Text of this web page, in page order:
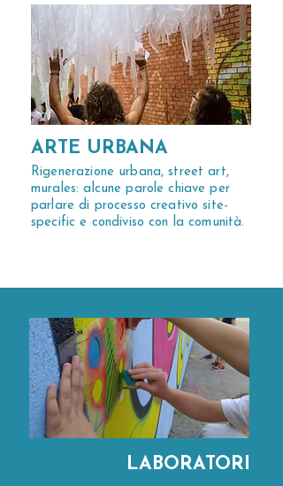
ARTE URBANA
Rigenerazione urbana, street art,
murales: alcune parole chiave per
parlare di processo creativo site-
specific e condiviso con la comunità.
LABORATORI